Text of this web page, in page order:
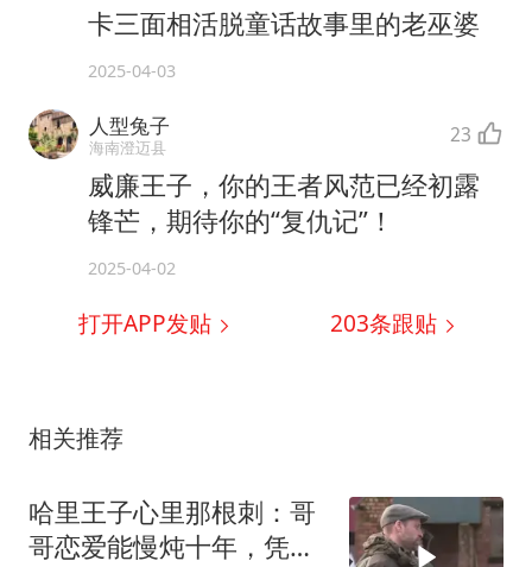
卡三面相活脱童话故事里的老巫婆
2025-04-03
人型兔子
海南澄迈县 23
威廉王子，你的王者风范已经初露
锋芒，期待你的“复仇记”！
2025-04-02
打开APP发贴 203条跟贴
相关推荐
哈里王子心里那根刺：哥
哥恋爱能慢炖十年，凭什